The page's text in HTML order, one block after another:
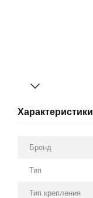
Характеристики
Бренд
Тип
Тип крепления